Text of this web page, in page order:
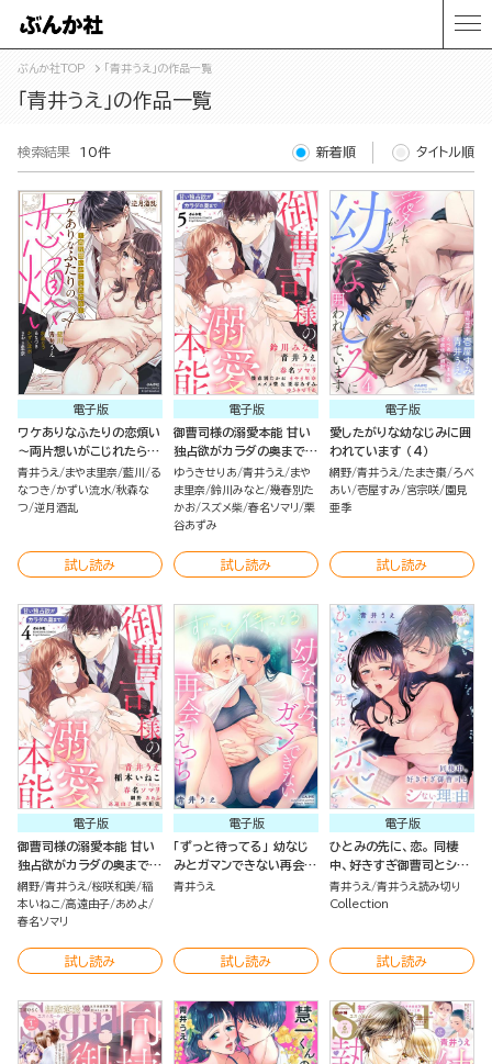
ぶんか社TOP 「青井うえ」の作品一覧
「青井うえ」の作品一覧
検索結果 10件 新着順 タイトル順
電子版
ワケありなふたりの恋煩い
～両片想いがこじれたら～
（4）
青井うえ まやま里奈 藍川
る
なつき
かずい流水 秋森な
つ 逆月酒乱
試し読み
電子版
御曹司様の溺愛本能 甘い
独占欲がカラダの奥まで
（5）
ゆうきせりあ 青井うえ
まや
ま里奈 鈴川みなと 幾春別た
かお スズメ柴 春名ソマリ 栗
谷あずみ
試し読み
電子版
愛したがりな幼なじみに囲
われています （4）
網野 青井うえ たまき棗 ろべ
あい 壱屋すみ 宮宗咲 園見
亜季
試し読み
電子版
御曹司様の溺愛本能 甘い
独占欲がカラダの奥まで
（4）
網野 青井うえ 桜咲和美 稲
本いねこ 高遠由子 あめよ
春名ソマリ
試し読み
電子版
「ずっと待ってる」 幼なじ
みとガマンできない再会え
っち
青井うえ
試し読み
電子版
ひとみの先に、恋。 同棲
中、好きすぎ御曹司とシな
い理由（単話版）
青井うえ
青井うえ読み切り
Collection
試し読み